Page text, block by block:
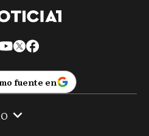
fuente en